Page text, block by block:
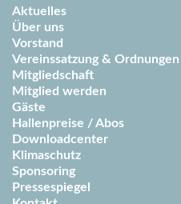
Aktuelles
Über uns
Vorstand
Vereinssatzung & Ordnungen
Mitgliedschaft
Mitglied werden
Gäste
Hallenpreise / Abos
Downloadcenter
Klimaschutz
Sponsoring
Pressespiegel